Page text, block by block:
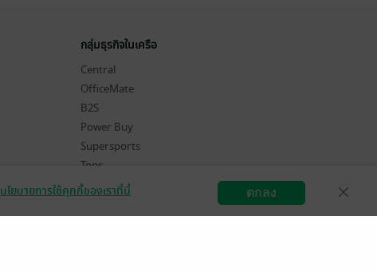
กลุ่มธุรกิจในเครือ
Central
OfficeMate
B2S
Power Buy
Supersports
Tops
Hytexts
สมัครขายอีบุ๊ก วิธีการใช้งาน
นโยบายการใช้คุกกี้ของเราที่นี่ ตกลง